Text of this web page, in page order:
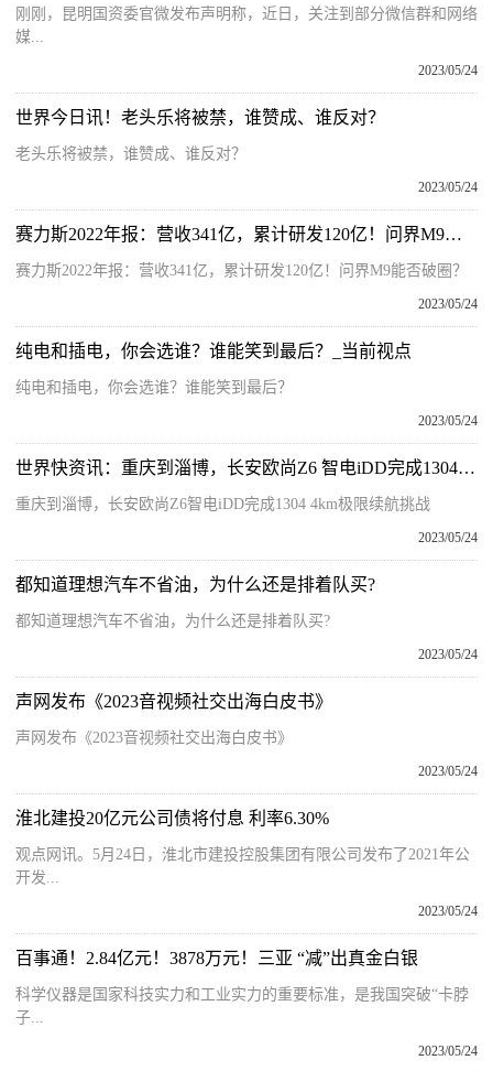
刚刚，昆明国资委官微发布声明称，近日，关注到部分微信群和网络
媒...
2023/05/24
世界今日讯！老头乐将被禁，谁赞成、谁反对？
老头乐将被禁，谁赞成、谁反对？
2023/05/24
赛力斯2022年报：营收341亿，累计研发120亿！问界M9能否破圈？ 天天观速讯
赛力斯2022年报：营收341亿，累计研发120亿！问界M9能否破圈？
2023/05/24
纯电和插电，你会选谁？谁能笑到最后？_当前视点
纯电和插电，你会选谁？谁能笑到最后？
2023/05/24
世界快资讯：重庆到淄博，长安欧尚Z6 智电iDD完成1304.4km极限续航挑战
重庆到淄博，长安欧尚Z6智电iDD完成1304 4km极限续航挑战
2023/05/24
都知道理想汽车不省油，为什么还是排着队买?
都知道理想汽车不省油，为什么还是排着队买?
2023/05/24
声网发布《2023音视频社交出海白皮书》
声网发布《2023音视频社交出海白皮书》
2023/05/24
淮北建投20亿元公司债将付息 利率6.30%
观点网讯。5月24日，淮北市建投控股集团有限公司发布了2021年公
开发...
2023/05/24
百事通！2.84亿元！3878万元！三亚 “减”出真金白银
科学仪器是国家科技实力和工业实力的重要标准，是我国突破“卡脖
子...
2023/05/24